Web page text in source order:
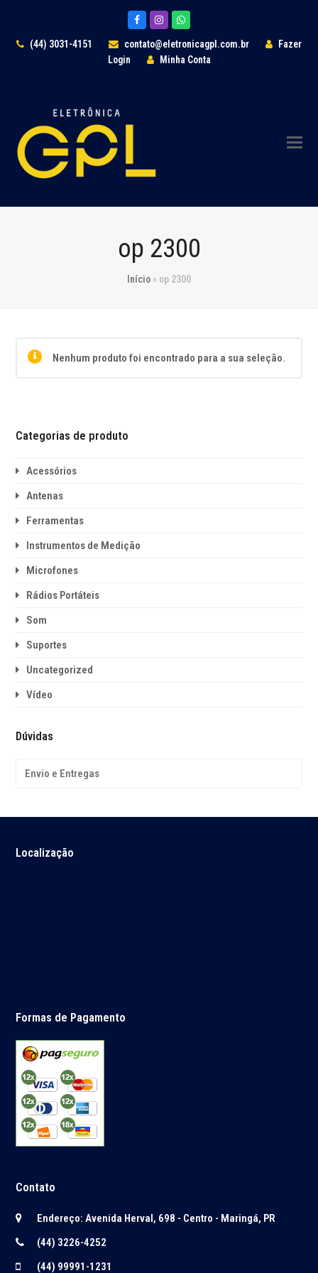
FacebookInstagramWhatsapp
(44) 3031-4151 contato@eletronicagpl.com.br
Fazer
Login
Minha Conta
op 2300
Início » op 2300
Nenhum produto foi encontrado para a sua seleção.
Categorias de produto
Acessórios
Antenas
Ferramentas
Instrumentos de Medição
Microfones
Rádios Portáteis
Som
Suportes
Uncategorized
Vídeo
Dúvidas
Envio e Entregas
Localização
Formas de Pagamento
Contato
Endereço: Avenida Herval, 698 - Centro - Maringá, PR
(44) 3226-4252
(44) 99991-1231